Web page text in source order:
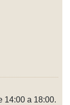
14:00 a 18:00.